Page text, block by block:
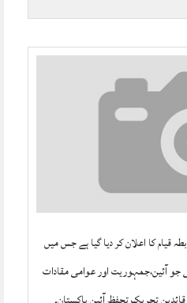
قیام کا اعلان کر دیا گیا ہے جس میں
آئین،جمہوریت اور عوامی مقادات